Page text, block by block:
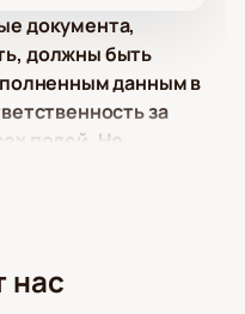
документа,
должны быть
данным в
за
полей. Не
нас